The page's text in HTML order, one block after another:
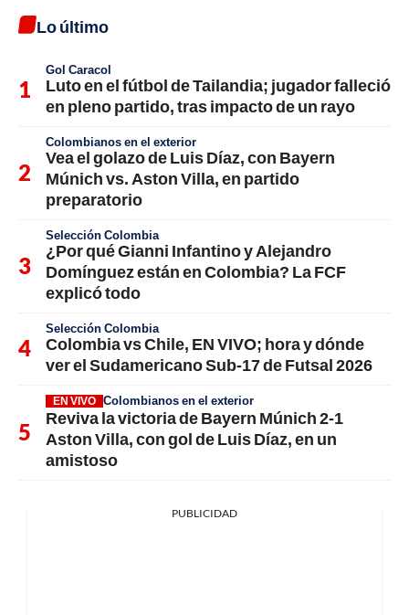
Lo último
Gol Caracol
Luto en el fútbol de Tailandia; jugador falleció
en pleno partido, tras impacto de un rayo
Colombianos en el exterior
Vea el golazo de Luis Díaz, con Bayern
Múnich vs. Aston Villa, en partido
preparatorio
Selección Colombia
¿Por qué Gianni Infantino y Alejandro
Domínguez están en Colombia? La FCF
explicó todo
Selección Colombia
Colombia vs Chile, EN VIVO; hora y dónde
ver el Sudamericano Sub-17 de Futsal 2026
EN VIVO Colombianos en el exterior
Reviva la victoria de Bayern Múnich 2-1
Aston Villa, con gol de Luis Díaz, en un
amistoso
PUBLICIDAD